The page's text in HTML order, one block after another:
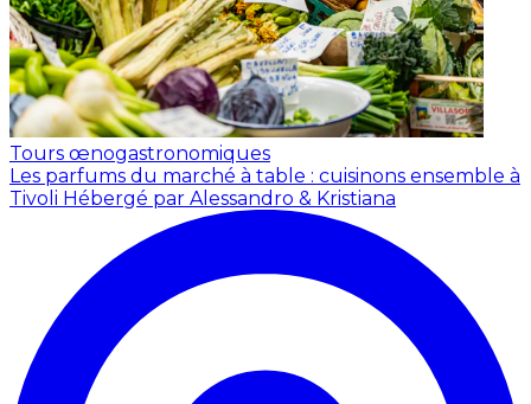
Tours œnogastronomiques
Les parfums du marché à table : cuisinons ensemble à
Tivoli Hébergé par Alessandro & Kristiana